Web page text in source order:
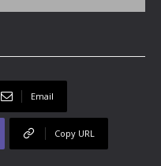
Email
Copy URL